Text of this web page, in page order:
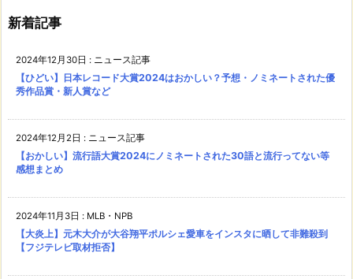
新着記事
2024年12月30日 : ニュース記事
【ひどい】日本レコード大賞2024はおかしい？予想・ノミネートされた優
秀作品賞・新人賞など
2024年12月2日 : ニュース記事
【おかしい】流行語大賞2024にノミネートされた30語と流行ってない等
感想まとめ
2024年11月3日 : MLB・NPB
【大炎上】元木大介が大谷翔平ポルシェ愛車をインスタに晒して非難殺到
【フジテレビ取材拒否】